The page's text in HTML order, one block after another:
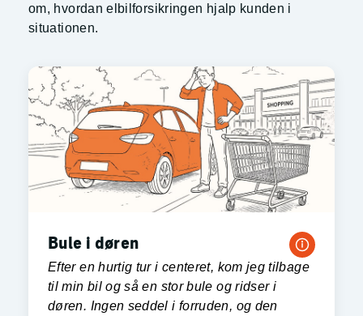
om, hvordan elbilforsikringen hjalp kunden i
situationen.
Bule i døren
Efter en hurtig tur i centeret, kom jeg tilbage
til min bil og så en stor bule og ridser i
døren. Ingen seddel i forruden, og den